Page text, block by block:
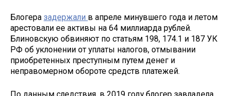
Блогера задержали в апреле минувшего года и летом
арестовали ее активы на 64 миллиарда рублей.
Блиновскую обвиняют по статьям 198, 174.1 и 187 УК
РФ об уклонении от уплаты налогов, отмывании
приобретенных преступным путем денег и
неправомерном обороте средств платежей.